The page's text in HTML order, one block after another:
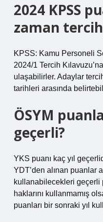
2024 KPSS
zaman
KPSS: Kamu Personeli
2024/1 Tercih
ulaşabilirler. Adaylar
tarihleri ​​arasında
ÖSYM
geçerli?
YKS puanı kaç yıl
YDT’den alınan puanlar
kullanabilecekleri geçerli
haklarını kullanmamış
puanları bir sonraki yıl